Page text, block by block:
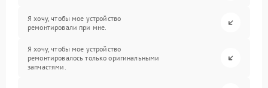
Я хочу, чтобы мое устройство
ремонтировали при мне.
Я хочу, чтобы мое устройство
ремонтировалось только оригинальными
запчастями.